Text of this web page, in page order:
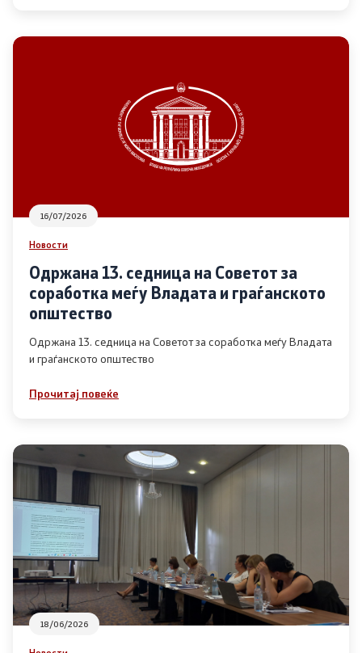
Извештаи
Список на ОЈИ
Контакт
Контакт
Линкови
Изјава за пристапност
Со еден клик до сите услуги
16/07/2026
Новости
Одржана 13. седница на Советот за
соработка меѓу Владата и граѓанското
општество
Одржана 13. седница на Советот за соработка меѓу Владата
и граѓанското општество
Прочитај повеќе
18/06/2026